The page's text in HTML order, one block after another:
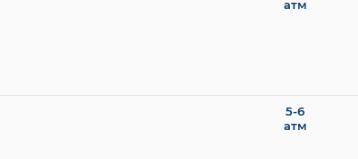
атм
5-6
атм